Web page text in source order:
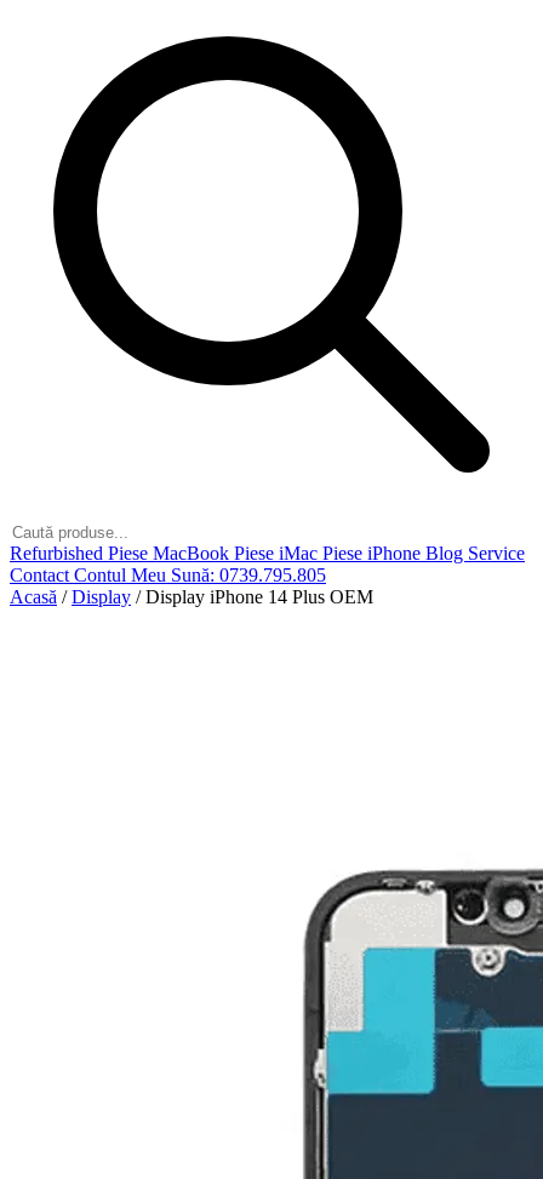
Refurbished Piese MacBook Piese iMac Piese iPhone Blog Service
Contact Contul Meu Sună: 0739.795.805
Acasă / Display / Display iPhone 14 Plus OEM